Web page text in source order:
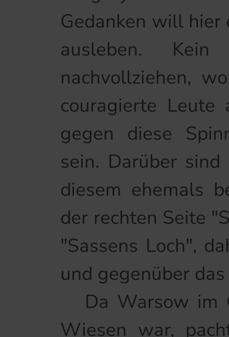
Gedanken will hier
ausleben.
nachvollziehen,
couragierte
gegen diese
sein. Darüber
diesem ehemals
der rechten Seite
"Sassens Loch",
und gegenüber
Da Warsow im
Wiesen war,